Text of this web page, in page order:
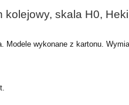
kolejowy, skala H0,
Modele wykonane z kartonu.